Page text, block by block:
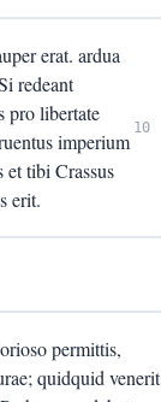
erat. ardua
redeant
pro libertate
imperium
et tibi Crassus
erit.
10
permittis,
quidquid venerit